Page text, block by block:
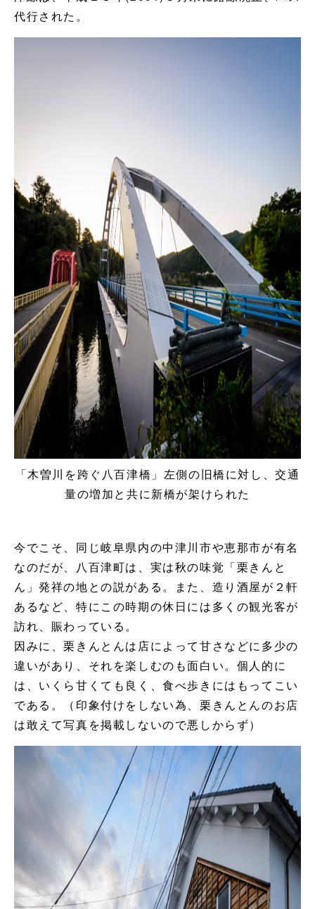
代行された。
「木曽川を跨ぐ八百津橋」左側の旧橋に対し、交通
量の増加と共に新橋が架けられた
今でこそ、同じ岐阜県内の中津川市や恵那市が有名
なのだが、八百津町は、実は秋の味覚「栗きんと
ん」発祥の地との説がある。また、造り酒屋が２軒
あるなど、特にこの時期の休日には多くの観光客が
訪れ、賑わっている。
因みに、栗きんとんは店によって甘さなどに多少の
違いがあり、それを楽しむのも面白い。個人的に
は、いくら甘くても良く、食べ歩きにはもってこい
である。（印象付けをしない為、栗きんとんのお店
は敢えて写真を掲載しないので悪しからず）